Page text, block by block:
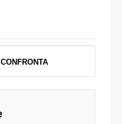
CONFRONTA